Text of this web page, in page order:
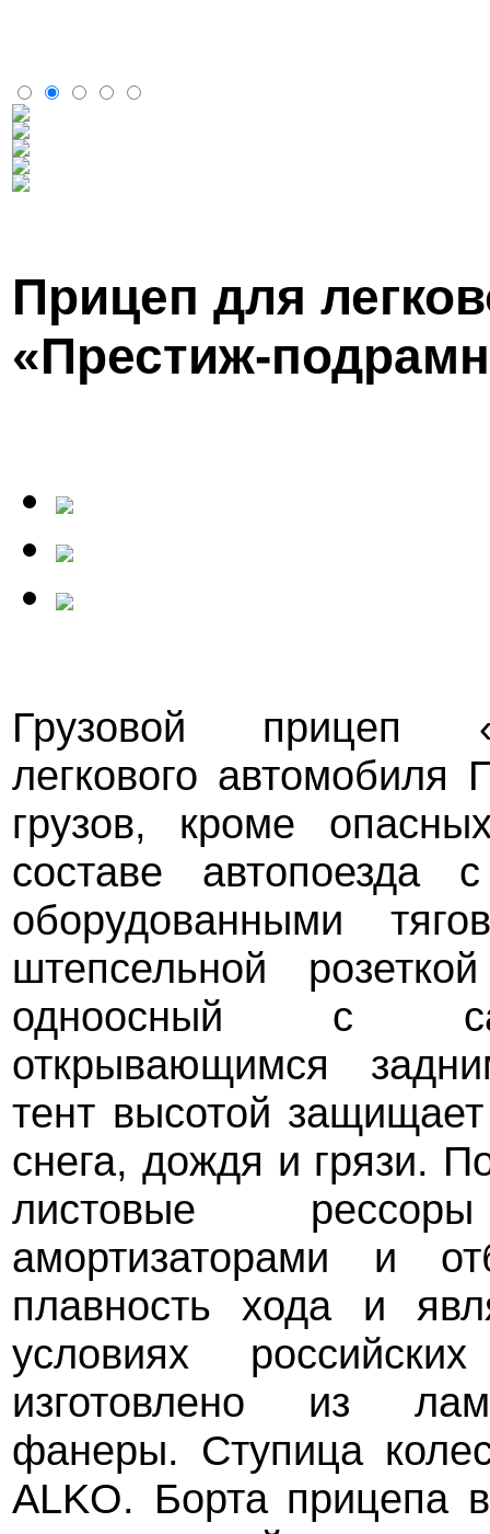
Прицеп для
«Престиж-
Грузовой прицеп
легкового автомобиля
грузов, кроме
составе автопоезда
оборудованными
штепсельной
одноосный с
открывающимся
тент высотой
снега, дождя и грязи.
листовые
амортизаторами и
плавность хода и
условиях
изготовлено из
фанеры. Ступица
ALKO. Борта прицепа